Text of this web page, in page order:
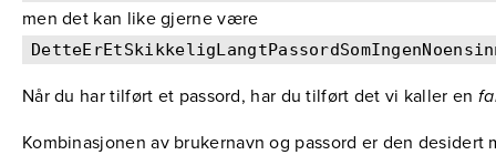
men det kan like gjerne være
Når du har tilført et passord, har du tilført det vi kaller en
Kombinasjonen av brukernavn og passord er den desidert